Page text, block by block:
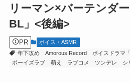
リーマン×バーテンダ
BL」<後編>
PR
ボイス・ASMR
年下攻め
Amorous Record ボイスドラマ
ボーイズラブ
萌え ラブコメ ツンデレ シ